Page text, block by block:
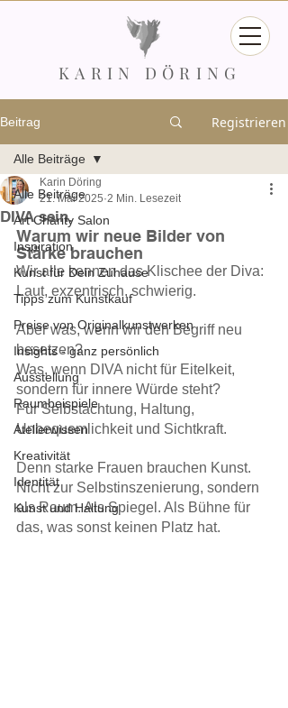
KARIN DÖRING
Beitrag Registrieren
Alle Beiträge
Art Charity Salon
Inspiration
Kunst für Dein Zuhause
Tipps zum Kunstkauf
Preise von Originalkunstwerken
Insights - ganz persönlich
Ausstellung
Raumbeispiele
Atelierwissen
Kreativität
Identität
Kunst und Haltung
Alle Beiträge
DIVA sein.
Karin Döring
21. Mai 2025 2 Min. Lesezeit
Warum wir neue Bilder von
Stärke brauchen
Wir alle kennen das Klischee der Diva:
Laut, exzentrisch, schwierig.
Aber was, wenn wir den Begriff neu
besetzen?
Was, wenn DIVA nicht für Eitelkeit,
sondern für innere Würde steht?
Für Selbstachtung, Haltung,
Unbequemlichkeit und Sichtkraft.
Denn starke Frauen brauchen Kunst.
Nicht zur Selbstinszenierung, sondern
als Raum. Als Spiegel. Als Bühne für
das, was sonst keinen Platz hat.